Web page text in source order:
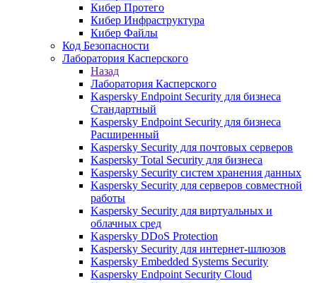
Кибер Протего
Кибер Инфраструктура
Кибер Файлы
Код Безопасности
Лаборатория Касперского
Назад
Лаборатория Касперского
Kaspersky Endpoint Security для бизнеса
Стандартный
Kaspersky Endpoint Security для бизнеса
Расширенный
Kaspersky Security для почтовых серверов
Kaspersky Total Security для бизнеса
Kaspersky Security систем хранения данных
Kaspersky Security для серверов совместной
работы
Kaspersky Security для виртуальных и
облачных сред
Kaspersky DDoS Protection
Kaspersky Security для интернет-шлюзов
Kaspersky Embedded Systems Security
Kaspersky Endpoint Security Cloud